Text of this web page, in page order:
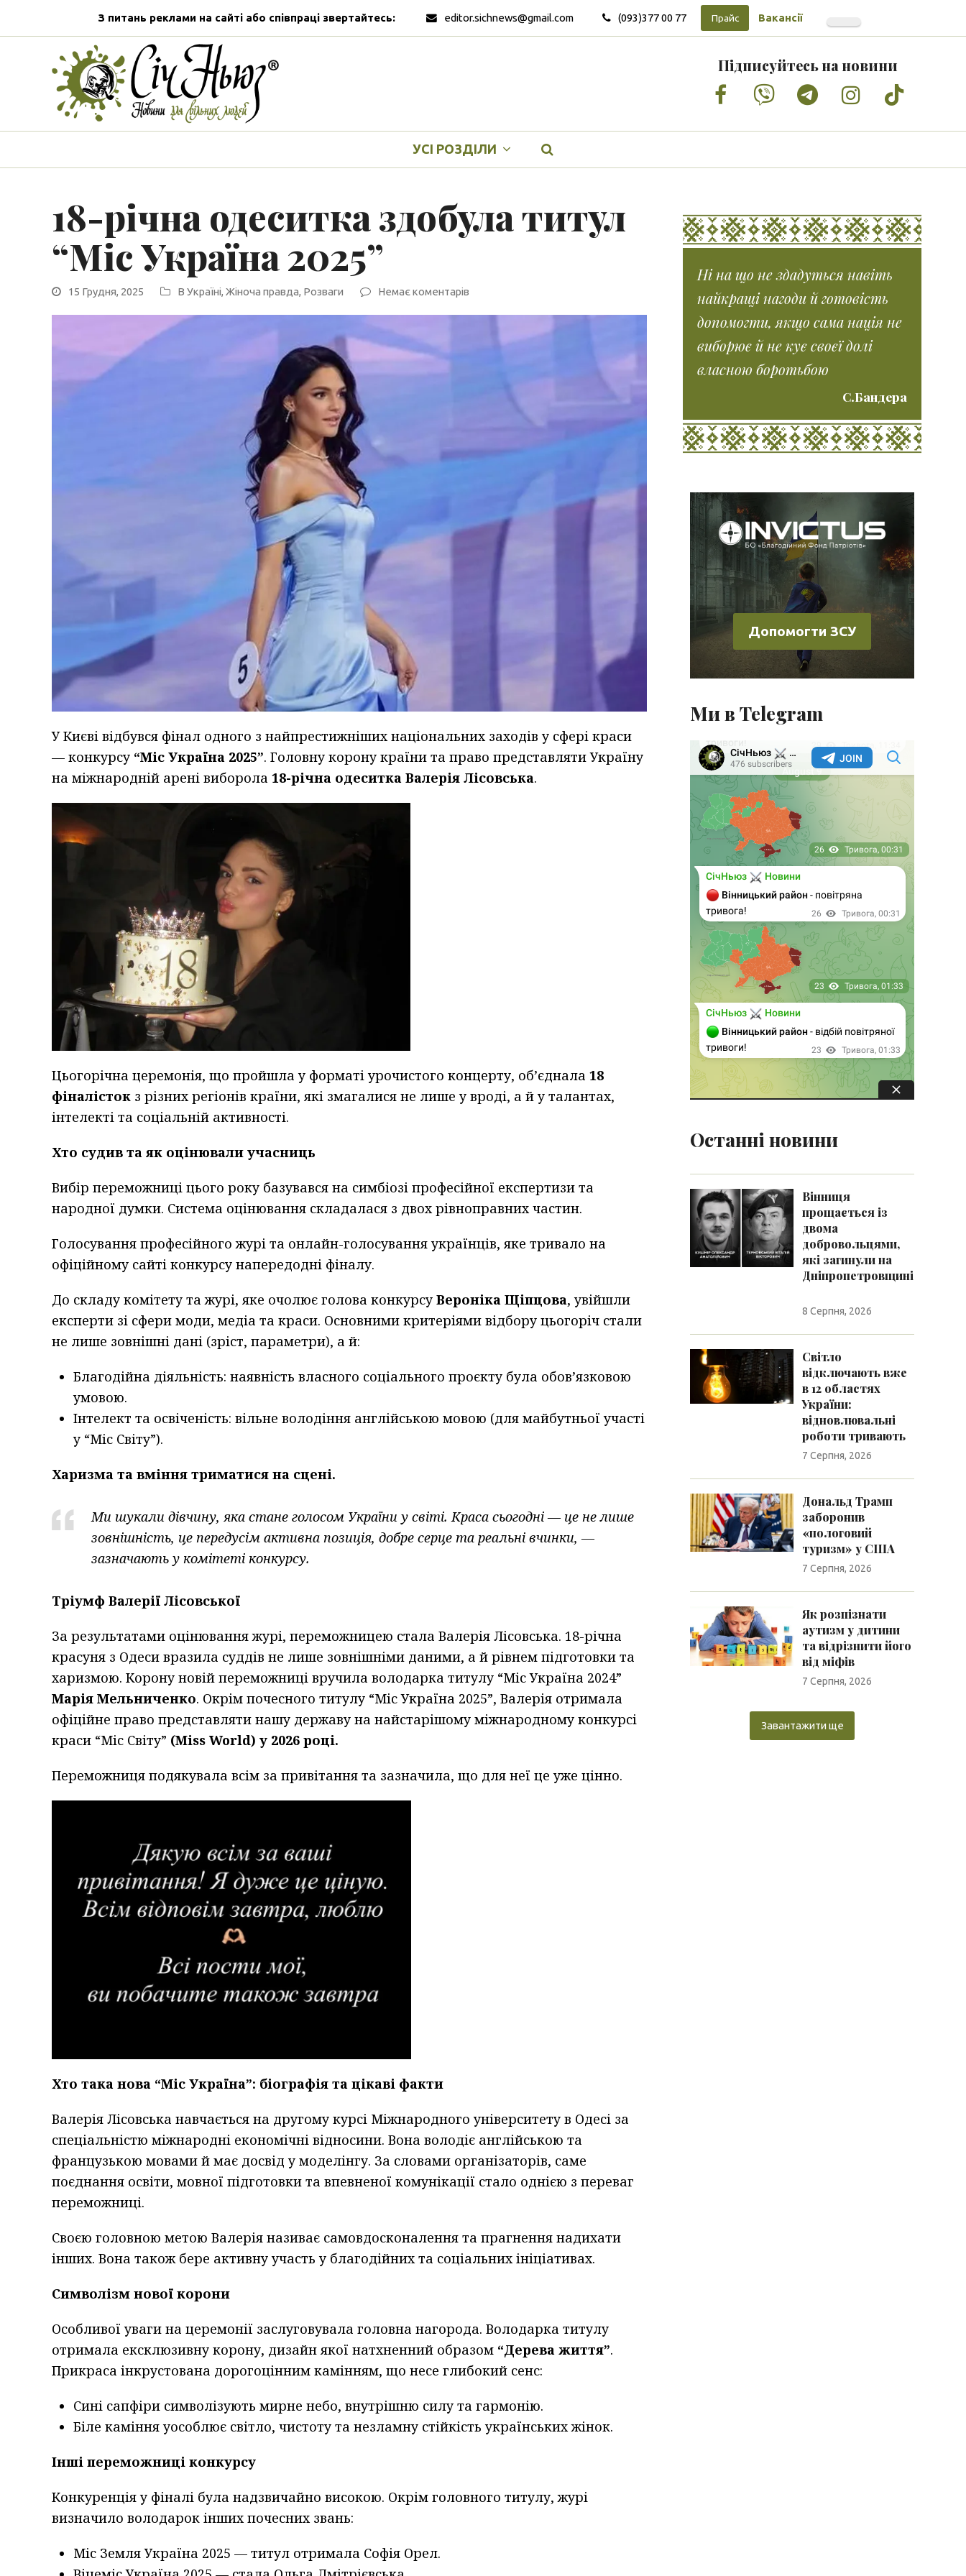
З питань реклами на сайті або співпраці звертайтесь: editor.sichnews@gmail.com (093)377 00 77 Прайс Вакансії
Підписуйтесь на новини
Facebook
VimeoTumblrInstagram
Tiktok
УСІ РОЗДІЛИ
18-річна одеситка здобула титул
“Міс Україна 2025”
15 Грудня, 2025 В Україні, Жіноча правда, Розваги Немає коментарів
У Києві відбувся фінал одного з найпрестижніших національних заходів у сфері краси
— конкурсу “Міс Україна 2025”. Головну корону країни та право представляти Україну
на міжнародній арені виборола 18-річна одеситка Валерія Лісовська.
Цьогорічна церемонія, що пройшла у форматі урочистого концерту, об’єднала 18
фіналісток з різних регіонів країни, які змагалися не лише у вроді, а й у талантах,
інтелекті та соціальній активності.
Хто судив та як оцінювали учасниць
Вибір переможниці цього року базувався на симбіозі професійної експертизи та
народної думки. Система оцінювання складалася з двох рівноправних частин.
Голосування професійного журі та онлайн-голосування українців, яке тривало на
офіційному сайті конкурсу напередодні фіналу.
До складу комітету та журі, яке очолює голова конкурсу Вероніка Щіпцова, увійшли
експерти зі сфери моди, медіа та краси. Основними критеріями відбору цьогоріч стали
не лише зовнішні дані (зріст, параметри), а й:
Благодійна діяльність: наявність власного соціального проєкту була обов’язковою
умовою.
Інтелект та освіченість: вільне володіння англійською мовою (для майбутньої участі
у “Міс Світу”).
Харизма та вміння триматися на сцені.
Ми шукали дівчину, яка стане голосом України у світі. Краса сьогодні — це не лише
зовнішність, це передусім активна позиція, добре серце та реальні вчинки, —
зазначають у комітеті конкурсу.
Тріумф Валерії Лісовської
За результатами оцінювання журі, переможницею стала Валерія Лісовська. 18-річна
красуня з Одеси вразила суддів не лише зовнішніми даними, а й рівнем підготовки та
харизмою. Корону новій переможниці вручила володарка титулу “Міс Україна 2024”
Марія Мельниченко. Окрім почесного титулу “Міс Україна 2025”, Валерія отримала
офіційне право представляти нашу державу на найстарішому міжнародному конкурсі
краси “Міс Світу” (Miss World) у 2026 році.
Переможниця подякувала всім за привітання та зазначила, що для неї це уже цінно.
Хто така нова “Міс Україна”: біографія та цікаві факти
Валерія Лісовська навчається на другому курсі Міжнародного університету в Одесі за
спеціальністю міжнародні економічні відносини. Вона володіє англійською та
французькою мовами й має досвід у моделінгу. За словами організаторів, саме
поєднання освіти, мовної підготовки та впевненої комунікації стало однією з переваг
переможниці.
Своєю головною метою Валерія називає самовдосконалення та прагнення надихати
інших. Вона також бере активну участь у благодійних та соціальних ініціативах.
Символізм нової корони
Особливої уваги на церемонії заслуговувала головна нагорода. Володарка титулу
отримала ексклюзивну корону, дизайн якої натхненний образом “Дерева життя”.
Прикраса інкрустована дорогоцінним камінням, що несе глибокий сенс:
Сині сапфіри символізують мирне небо, внутрішню силу та гармонію.
Біле каміння уособлює світло, чистоту та незламну стійкість українських жінок.
Інші переможниці конкурсу
Конкуренція у фіналі була надзвичайно високою. Окрім головного титулу, журі
визначило володарок інших почесних звань:
Міс Земля Україна 2025 — титул отримала Софія Орел.
Ні на що не здадуться навіть
найкращі нагоди й готовість
допомогти, якщо сама нація не
виборює й не кує своєї долі
власною боротьбою
С.Бандера
Допомогти ЗСУ
Ми в Telegram
Останні новини
Вінниця
прощається із
двома
добровольцями,
які загинули на
Дніпропетровщині
8 Серпня, 2026
Світло
відключають вже
в 12 областях
України:
відновлювальні
роботи тривають
7 Серпня, 2026
Дональд Трамп
заборонив
«пологовий
туризм» у США
7 Серпня, 2026
Як розпізнати
аутизм у дитини
та відрізнити його
від міфів
7 Серпня, 2026
Завантажити ще